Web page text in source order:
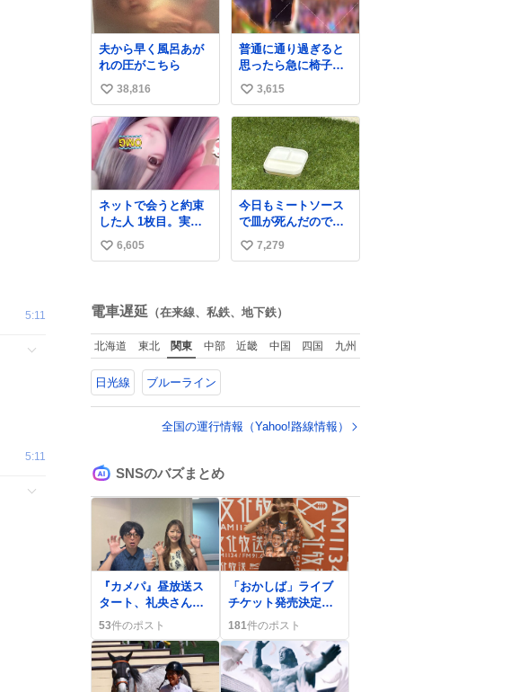
5:11
5:11
夫から早く風呂あが
れの圧がこちら
い
い
ね
数
38,816
普通に通り過ぎると
思ったら急に椅子ガ
ッって来てビビっ
た。そんでまじいい
匂い。← #超特急
_ESCORT
い
い
ね
数
3,615
ネットで会うと約束
した人 1枚目。実際
来た人2枚目
い
数
6,605
今日もミートソース
で皿が死んだので、
天日干しをしていま
す🍝 ありがとう先人
い
数
7,279
電車遅延 （在来線、私鉄、地下鉄）
北海道 東北 関東 中部 近畿 中国 四国 九州
日光線 ブルーライン
全国の運行情報（Yahoo!路線情報）
SNSのバズまとめ
『カメパ』昼放送ス
タート、礼央さんと
もよこちゃんがリス
ナーと歓談
53件のポスト
「おかしば」ライブ
チケット発売決定、
牧野真莉愛新コーナ
ーにファン歓喜
181件のポスト